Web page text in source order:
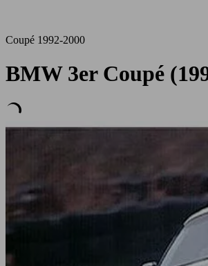
Coupé 1992-2000
BMW 3er Coupé